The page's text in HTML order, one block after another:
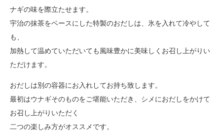
ナギの味を際立たせます。
宇治の抹茶をベースにした特製のおだしは、氷を入れて冷やして
も、
加熱して温めていただいても風味豊かに美味しくお召し上がりい
ただけます。
おだしは別の容器にお入れしてお持ち致します。
最初はウナギそのものをご堪能いただき、シメにおだしをかけて
お召し上がりいただく
二つの楽しみ方がオススメです。